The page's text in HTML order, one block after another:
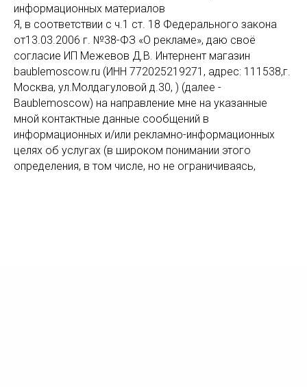
информационных материалов
Я, в соответствии с ч.1 ст. 18 Федерального закона
от13.03.2006 г. №38-ФЗ «О рекламе», даю своё
согласие ИП Межевов Д.В. Интернент магазин
baublemoscow.ru (ИНН 772025219271, адрес: 111538,г.
Москва, ул.Молдагуловой д.30, ) (далее -
Baublemoscow) на направление мне на указанные
мной контактные данные сообщений в
информационных и/или рекламно-информационных
целях об услугах (в широком понимании этого
определения, в том числе, но не ограничиваясь,